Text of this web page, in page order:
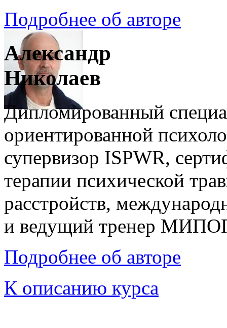
Подробнее об авторе
Александр
Николаев
Дипломированный
ориентированной
супервизор ISPWR,
терапии психической
расстройств,
и ведущий тренер
Подробнее об авторе
К описанию курса